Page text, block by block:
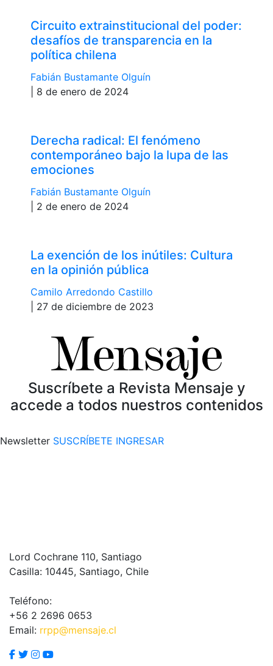
Circuito extrainstitucional del poder:
desafíos de transparencia en la
política chilena
Fabián Bustamante Olguín
| 8 de enero de 2024
Derecha radical: El fenómeno
contemporáneo bajo la lupa de las
emociones
Fabián Bustamante Olguín
| 2 de enero de 2024
La exención de los inútiles: Cultura
en la opinión pública
Camilo Arredondo Castillo
| 27 de diciembre de 2023
Suscríbete a Revista Mensaje y
accede a todos nuestros contenidos
Newsletter SUSCRÍBETE INGRESAR
Lord Cochrane 110, Santiago
Casilla: 10445, Santiago, Chile
Teléfono:
+56 2 2696 0653
Email: rrpp@mensaje.cl